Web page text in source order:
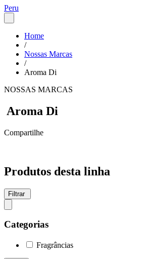
Peru
Home
/
Nossas Marcas
/
Aroma Di
NOSSAS MARCAS
Aroma Di
Compartilhe
Produtos desta linha
Filtrar
Categorias
Fragrâncias